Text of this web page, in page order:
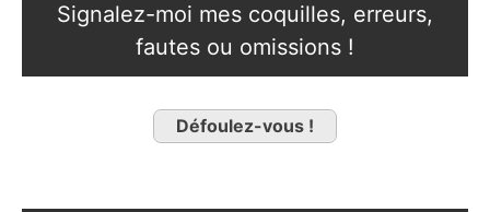
Signalez-moi mes coquilles, erreurs,
fautes ou omissions !
Défoulez-vous !